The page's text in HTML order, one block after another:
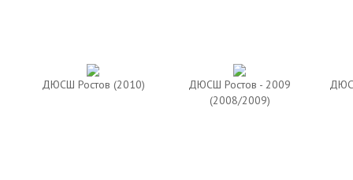
ДЮСШ Ростов (2010)
ДЮСШ Ростов - 2009
(2008/2009)